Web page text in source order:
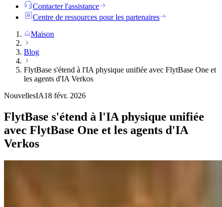
Contacter l'assistance
Centre de ressources pour les partenaires
Maison
Blog
FlytBase s'étend à l'IA physique unifiée avec FlytBase One et
les agents d'IA Verkos
NouvellesIA18 févr. 2026
FlytBase s'étend à l'IA physique unifiée
avec FlytBase One et les agents d'IA
Verkos